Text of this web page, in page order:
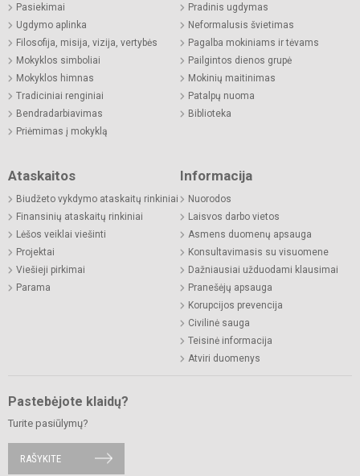
Pasiekimai
Ugdymo aplinka
Filosofija, misija, vizija, vertybės
Mokyklos simboliai
Mokyklos himnas
Tradiciniai renginiai
Bendradarbiavimas
Priėmimas į mokyklą
Pradinis ugdymas
Neformalusis švietimas
Pagalba mokiniams ir tėvams
Pailgintos dienos grupė
Mokinių maitinimas
Patalpų nuoma
Biblioteka
Ataskaitos
Biudžeto vykdymo ataskaitų rinkiniai
Finansinių ataskaitų rinkiniai
Lėšos veiklai viešinti
Projektai
Viešieji pirkimai
Parama
Informacija
Nuorodos
Laisvos darbo vietos
Asmens duomenų apsauga
Konsultavimasis su visuomene
Dažniausiai užduodami klausimai
Pranešėjų apsauga
Korupcijos prevencija
Civilinė sauga
Teisinė informacija
Atviri duomenys
Pastebėjote klaidų?
Turite pasiūlymų?
RAŠYKITE